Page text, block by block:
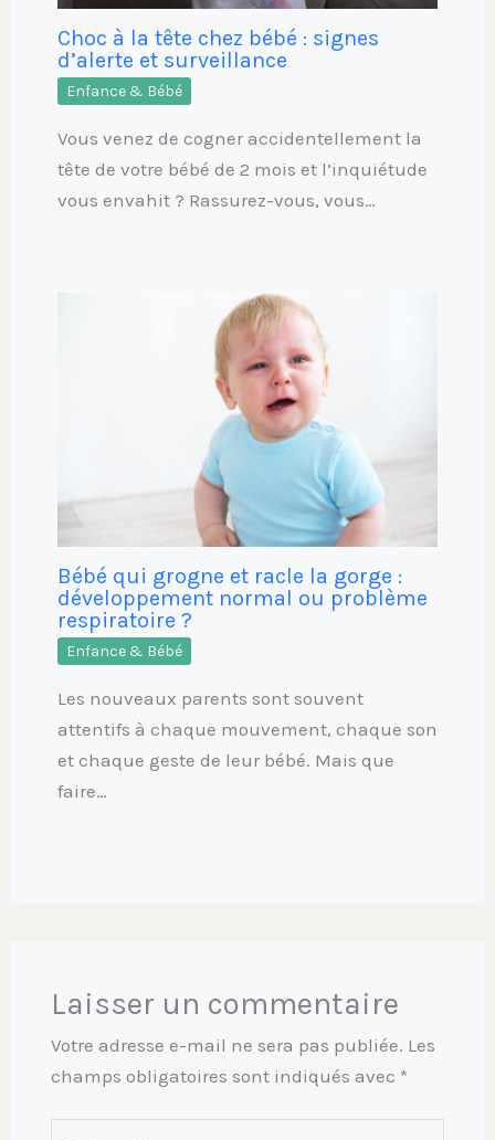
Choc à la tête chez bébé : signes
d’alerte et surveillance
Enfance & Bébé
Vous venez de cogner accidentellement la
tête de votre bébé de 2 mois et l’inquiétude
vous envahit ? Rassurez-vous, vous…
Bébé qui grogne et racle la gorge :
développement normal ou problème
respiratoire ?
Enfance & Bébé
Les nouveaux parents sont souvent
attentifs à chaque mouvement, chaque son
et chaque geste de leur bébé. Mais que
faire…
Laisser un commentaire
Votre adresse e-mail ne sera pas publiée. Les
champs obligatoires sont indiqués avec *